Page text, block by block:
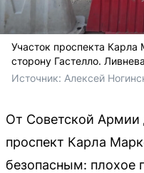
Участок проспекта
сторону Гастелло.
Источник: Алексей
От Советской Армии
проспект Карла
безопасным: плохое